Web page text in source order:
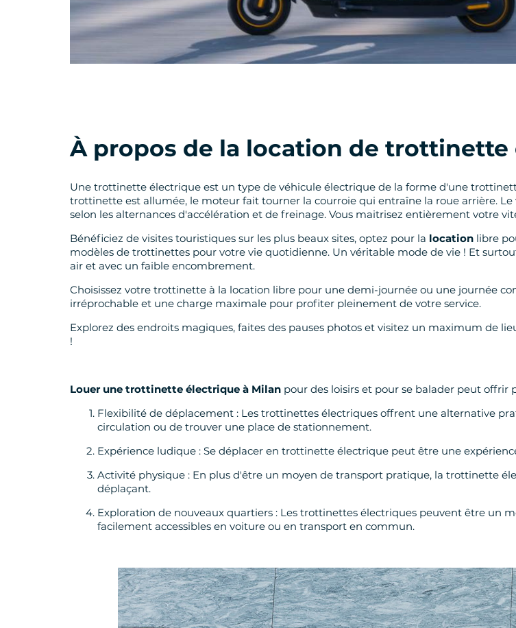
À propos de la location de trottinette
Une trottinette électrique est un type de véhicule électrique de la forme d'une
trottinette est allumée, le moteur fait tourner la courroie qui entraîne la roue arrière.
selon les alternances d'accélération et de freinage. Vous maitrisez entièrement votre
Bénéficiez de visites touristiques sur les plus beaux sites, optez pour la location libre
modèles de trottinettes pour votre vie quotidienne. Un véritable mode de vie ! Et
air et avec un faible encombrement.
Choisissez votre trottinette à la location libre pour une demi-journée ou une journée
irréprochable et une charge maximale pour profiter pleinement de votre service.
Explorez des endroits magiques, faites des pauses photos et visitez un maximum de
!
Louer une trottinette électrique à Milan pour des loisirs et pour se balader peut offrir
Flexibilité de déplacement : Les trottinettes électriques offrent une alternative
circulation ou de trouver une place de stationnement.
Expérience ludique : Se déplacer en trottinette électrique peut être une
Activité physique : En plus d'être un moyen de transport pratique, la trottinette
déplaçant.
Exploration de nouveaux quartiers : Les trottinettes électriques peuvent être un
facilement accessibles en voiture ou en transport en commun.